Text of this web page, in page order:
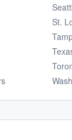
St.